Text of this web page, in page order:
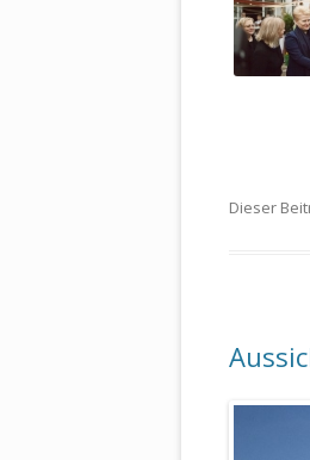
Dieser